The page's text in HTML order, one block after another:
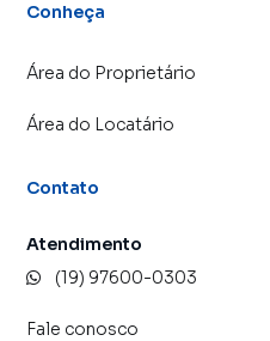
Conheça
Área do Proprietário
Área do Locatário
Contato
Atendimento
(19) 97600-0303
Fale conosco